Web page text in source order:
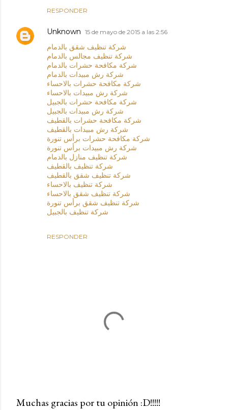
RESPONDER
Unknown 15 de mayo de 2015 a las 2:56
شركة تنظيف شقق بالدمام
شركة تنظيف مجالس بالدمام
شركة مكافحة حشرات بالدمام
شركة رش مبيدات بالدمام
شركة مكافحة حشرات بالاحساء
شركة رش مبيدات بالاحساء
شركة مكافحة حشرات بالجبيل
شركة رش مبيدات بالجبيل
شركة مكافحة حشرات بالقطيف
شركة رش مبيدات بالقطيف
شركة مكافحة حشرات برأس تنورة
شركة رش مبيدات برأس تنورة
شركة تنظيف منازل بالدمام
شركة تنظيف بالقطيف
شركة تنظيف شقق بالقطيف
شركة تنظيف بالاحساء
شركة تنظيف شقق بالاحساء
شركة تنظيف شقق برأس تنورة
شركة تنظيف بالجبيل
RESPONDER
Muchas gracias por tu opinión :D!!!!!